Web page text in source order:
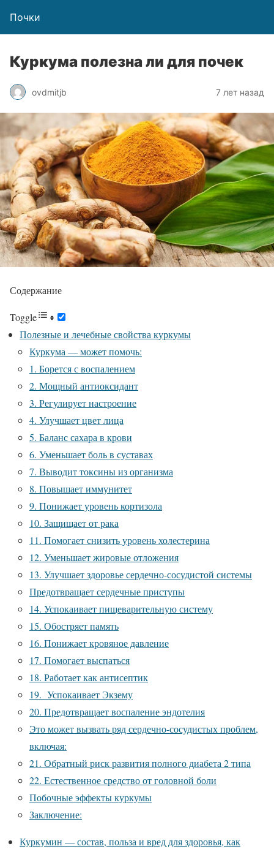
Почки
Куркума полезна ли для почек
ovdmitjb 7 лет назад
Содержание
Toggle
Полезные и лечебные свойства куркумы
Куркума — может помочь:
1. Борется с воспалением
2. Мощный антиоксидант
3. Регулирует настроение
4. Улучшает цвет лица
5. Баланс сахара в крови
6. Уменьшает боль в суставах
7. Выводит токсины из организма
8. Повышает иммунитет
9. Понижает уровень кортизола
10. Защищает от рака
11. Помогает снизить уровень холестерина
12. Уменьшает жировые отложения
13. Улучшает здоровье сердечно-сосудистой системы
Предотвращает сердечные приступы
14. Успокаивает пищеварительную систему
15. Обостряет память
16. Понижает кровяное давление
17. Помогает выспаться
18. Работает как антисептик
19. Успокаивает Экзему
20. Предотвращает воспаление эндотелия
Это может вызвать ряд сердечно-сосудистых проблем,
включая:
21. Обратный риск развития полного диабета 2 типа
22. Естественное средство от головной боли
Побочные эффекты куркумы
Заключение:
Куркумин — состав, польза и вред для здоровья, как